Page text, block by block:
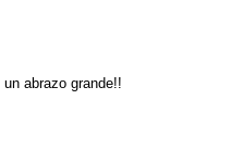
abrazo grande!!